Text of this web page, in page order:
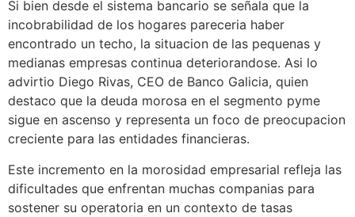
Si bien desde el sistema bancario se señala que la
incobrabilidad de los hogares pareceria haber
encontrado un techo, la situacion de las pequenas y
medianas empresas continua deteriorandose. Asi lo
advirtio Diego Rivas, CEO de Banco Galicia, quien
destaco que la deuda morosa en el segmento pyme
sigue en ascenso y representa un foco de preocupacion
creciente para las entidades financieras.
Este incremento en la morosidad empresarial refleja las
dificultades que enfrentan muchas companias para
sostener su operatoria en un contexto de tasas